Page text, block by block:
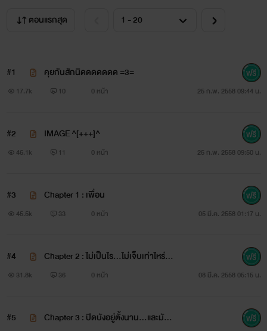
ตอนแรกสุด
#1 คุยกันสักนิดดดดดดด =3=
17.7k 10 0 หน้า 25 ก.พ. 2558 09:44 น.
#2 IMAGE ^[+++]^
46.1k 11 0 หน้า 25 ก.พ. 2558 09:50 น.
#3 Chapter 1 : เพื่อน
45.5k 33 0 หน้า 05 มี.ค. 2558 01:17 น.
#4
Chapter 2 : ไม่เป็นไร...ไม่เจ็บเท่าไหร่หร
อก
31.8k 36 0 หน้า 08 มี.ค. 2558 05:15 น.
#5
Chapter 3 : ปิดบังอยู่ตั้งนาน...และมันอั